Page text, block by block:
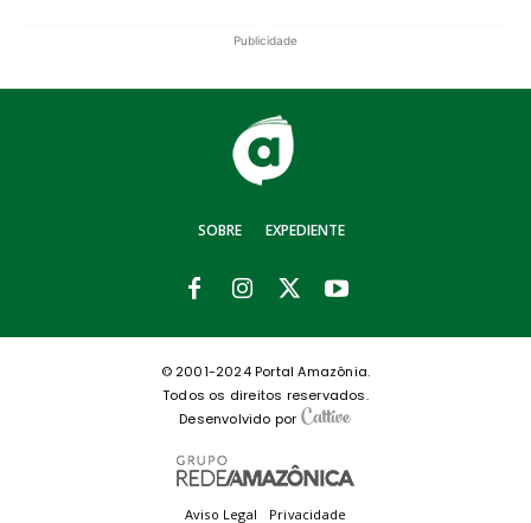
Publicidade
SOBRE EXPEDIENTE
© 2001-2024 Portal Amazônia.
Todos os direitos reservados.
Desenvolvido por
Aviso Legal Privacidade